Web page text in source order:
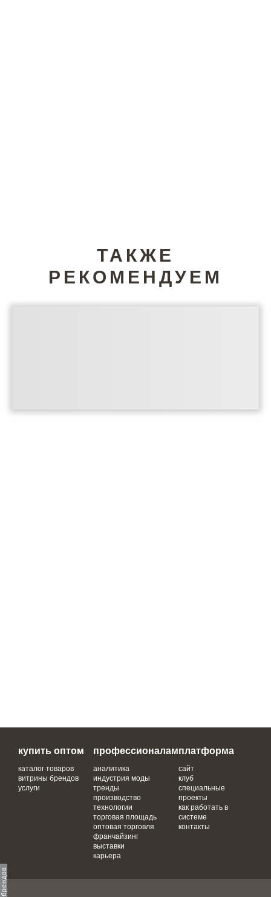
ТАКЖЕ
РЕКОМЕНДУЕМ
купить оптом
каталог товаров
витрины брендов
услуги
профессионалам
аналитика
индустрия моды
тренды
производство
технологии
торговая площадь
оптовая торговля
франчайзинг
выставки
карьера
платформа
сайт
клуб
специальные
проекты
как работать в
системе
контакты